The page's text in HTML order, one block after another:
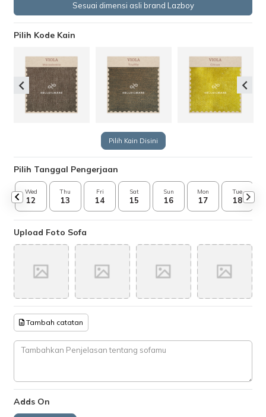
Sesuai dimensi asli brand Lazboy
Pilih Kode Kain
Pilih Kain Disini
Pilih Tanggal Pengerjaan
Wed
12
Thu
13
Fri
14
Sat
15
Sun
16
Mon
17
Tue
18
Upload Foto Sofa
Tambah catatan
Adds On